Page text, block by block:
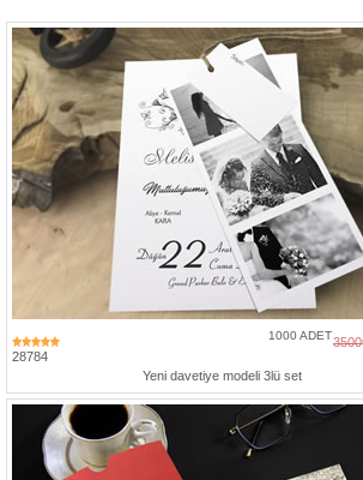
28784
3500
1000 ADET
Yeni davetiye modeli 3lü set